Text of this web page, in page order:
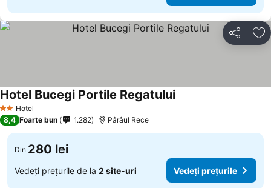
Distribuiți
2 SteleHotel
Hotel Bucegi Portile Regatului
8,4 Foarte bun 1.282 Pârâul Rece
Din 280 lei
Vedeți prețurile de la 2 site-uri Vedeți prețurile